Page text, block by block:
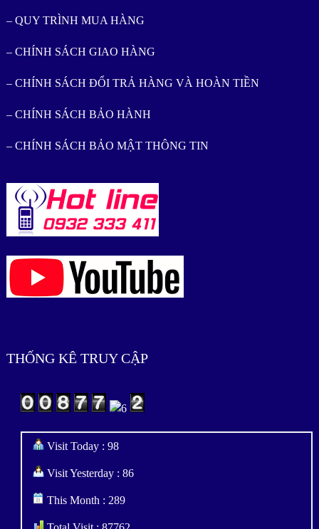
– QUY TRÌNH MUA HÀNG
– CHÍNH SÁCH GIAO HÀNG
– CHÍNH SÁCH ĐỔI TRẢ HÀNG VÀ HOÀN TIỀN
– CHÍNH SÁCH BẢO HÀNH
– CHÍNH SÁCH BẢO MẬT THÔNG TIN
THỐNG KÊ TRUY CẬP
Visit Today : 98
Visit Yesterday : 86
This Month : 289